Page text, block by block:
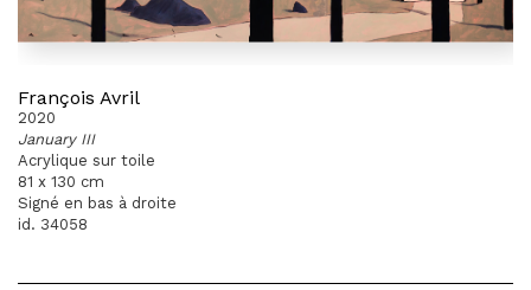
François Avril
2020
January III
Acrylique sur toile
81 x 130 cm
Signé en bas à droite
id. 34058